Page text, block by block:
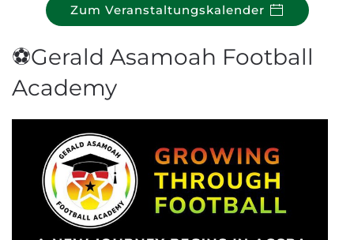
Zum Veranstaltungskalender
⚽Gerald Asamoah Football
Academy